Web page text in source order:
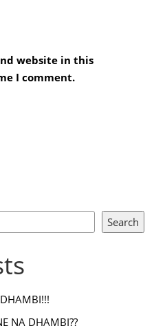
website in this
I comment.
Search
NA DHAMBI??